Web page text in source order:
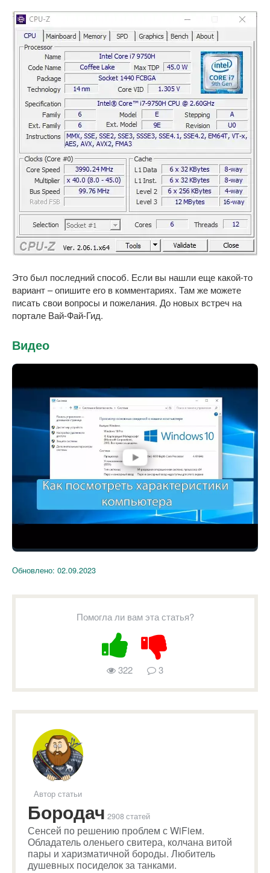
Это был последний способ. Если вы нашли еще какой-то
вариант – опишите его в комментариях. Там же можете
писать свои вопросы и пожелания. До новых встреч на
портале Вай-Фай-Гид.
Видео
Обновлено: 02.09.2023
Помогла ли вам эта статья?
322 3
Автор статьи
Бородач 2908 статей
Сенсей по решению проблем с WiFiем.
Обладатель оленьего свитера, колчана витой
пары и харизматичной бороды. Любитель
душевных посиделок за танками.